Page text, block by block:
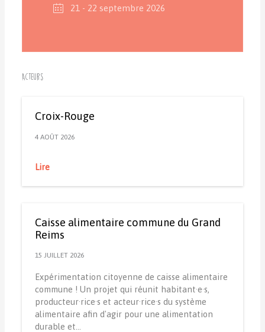
21 - 22 septembre 2026
Acteurs
Croix-Rouge
4 AOÛT 2026
Lire
Caisse alimentaire commune du Grand
Reims
15 JUILLET 2026
Expérimentation citoyenne de caisse alimentaire
commune ! Un projet qui réunit habitant·e·s,
producteur·rice·s et acteur·rice·s du système
alimentaire afin d'agir pour une alimentation
durable et…